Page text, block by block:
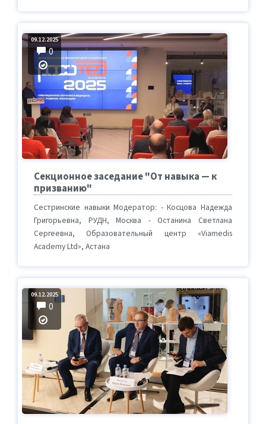
09.12.2025
0
Секционное заседание "От навыка — к
призванию"
Сестринские навыки Модератор: - Косцова Надежда
Григорьевна, РУДН, Москва - Останина Светлана
Сергеевна, Образовательный центр «Viamedis
Academy Ltd», Астана
09.12.2025
0